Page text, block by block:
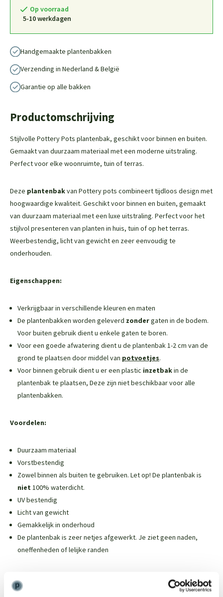
Op voorraad
5-10 werkdagen
Handgemaakte plantenbakken
Verzending in Nederland & België
Garantie op alle bakken
Productomschrijving
Stijlvolle Pottery Pots plantenbak, geschikt voor binnen en buiten.
Gemaakt van duurzaam materiaal met een moderne uitstraling.
Perfect voor elke woonruimte, tuin of terras.
Deze plantenbakvan Pottery pots combineert tijdloos design met
hoogwaardige kwaliteit. Geschikt voor binnen en buiten, gemaakt
van duurzaam materiaal met een luxe uitstraling. Perfect voor het
stijlvol presenteren van planten in huis, tuin of op het terras.
Weerbestendig, licht van gewicht en zeer eenvoudig te
onderhouden.
Eigenschappen:
Verkrijgbaar in verschillende kleuren en maten
De plantenbakken worden geleverd zondergaten in de bodem.
Voor buiten gebruik dient u enkele gaten te boren.
Voor een goede afwatering dient u de plantenbak 1-2 cm van de
grond te plaatsen door middel van potvoetjes.
Voor binnen gebruik dient u er een plastic inzetbakin de
plantenbak te plaatsen, Deze zijn niet beschikbaar voor alle
plantenbakken.
Voordelen:
Duurzaam materiaal
Vorstbestendig
Zowel binnen als buiten te gebruiken. Let op! De plantenbak is
niet 100% waterdicht.
UV bestendig
Licht van gewicht
Gemakkelijk in onderhoud
De plantenbak is zeer netjes afgewerkt. Je ziet geen naden,
oneffenheden of lelijke randen